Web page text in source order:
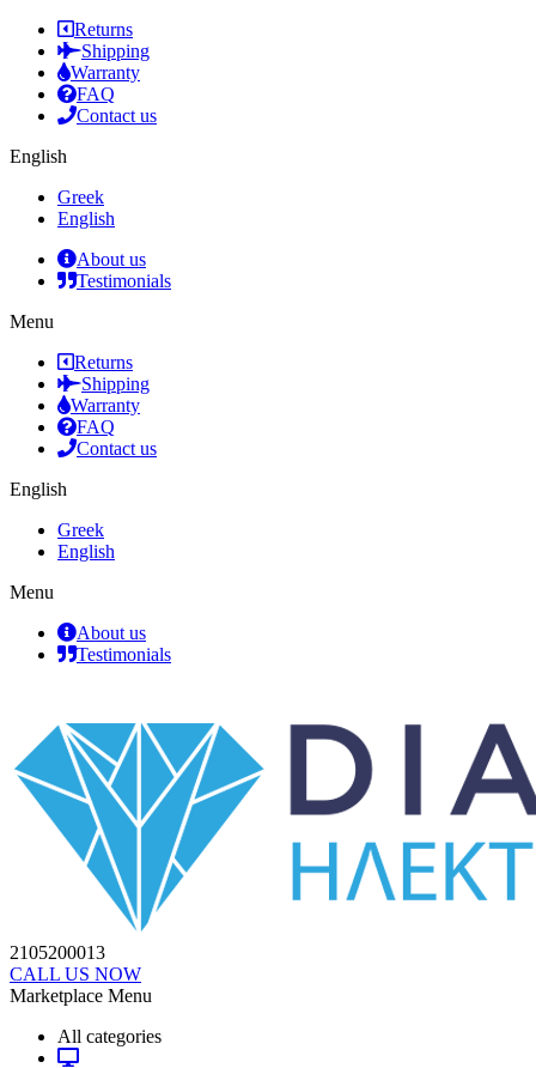
Returns
Shipping
Warranty
FAQ
Contact us
English
Greek
English
About us
Testimonials
Menu
Returns
Shipping
Warranty
FAQ
Contact us
English
Greek
English
Menu
About us
Testimonials
2105200013
CALL US NOW
Marketplace Menu
All categories